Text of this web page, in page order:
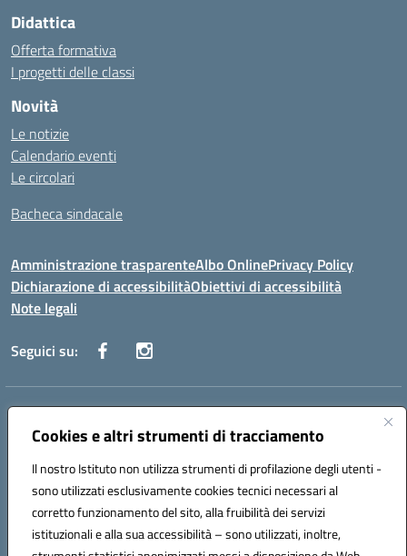
Cookies e altri strumenti di tracciamento
Il nostro Istituto non utilizza strumenti di profilazione degli utenti -
sono utilizzati esclusivamente cookies tecnici necessari al
corretto funzionamento del sito, alla fruibilità dei servizi
istituzionali e alla sua accessibilità – sono utilizzati, inoltre,
Didattica
Offerta formativa
I progetti delle classi
Novità
Le notizie
Calendario eventi
Le circolari
Bacheca sindacale
Amministrazione trasparenteAlbo OnlinePrivacy Policy
Dichiarazione di accessibilitàObiettivi di accessibilità
Note legali
Seguici su:
Indirizzo:
Centralino:0924 534873 Salemi - 0924534879 Partanna
Posta elettronica certificata (PEC):tpis002005@pec.istruzione.it
Codice fiscale: 90000320813
Codice meccanografico: TPIS002005